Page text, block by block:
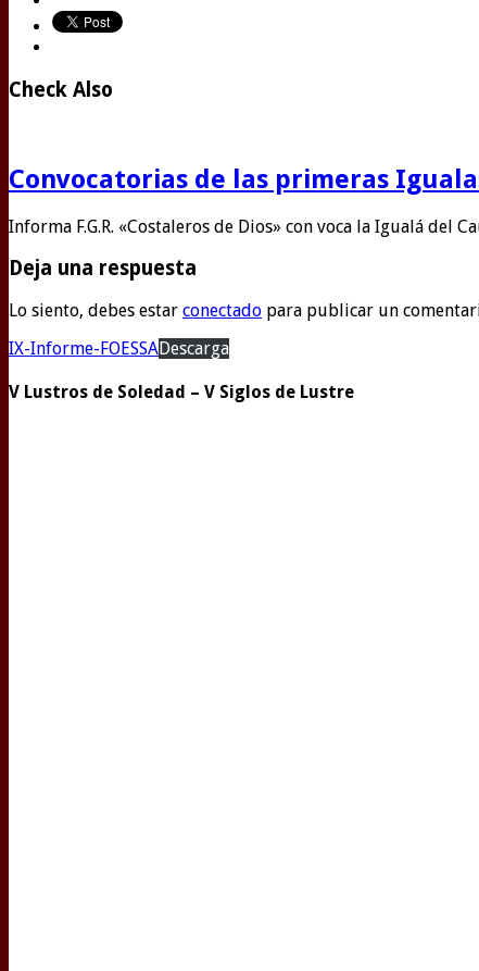
Check Also
Convocatorias de las primeras
Informa F.G.R. «Costaleros de Dios» con voca la Igualá del
Deja una respuesta
Lo siento, debes estar conectado para publicar un
IX-Informe-FOESSADescarga
V Lustros de Soledad – V Siglos de Lustre